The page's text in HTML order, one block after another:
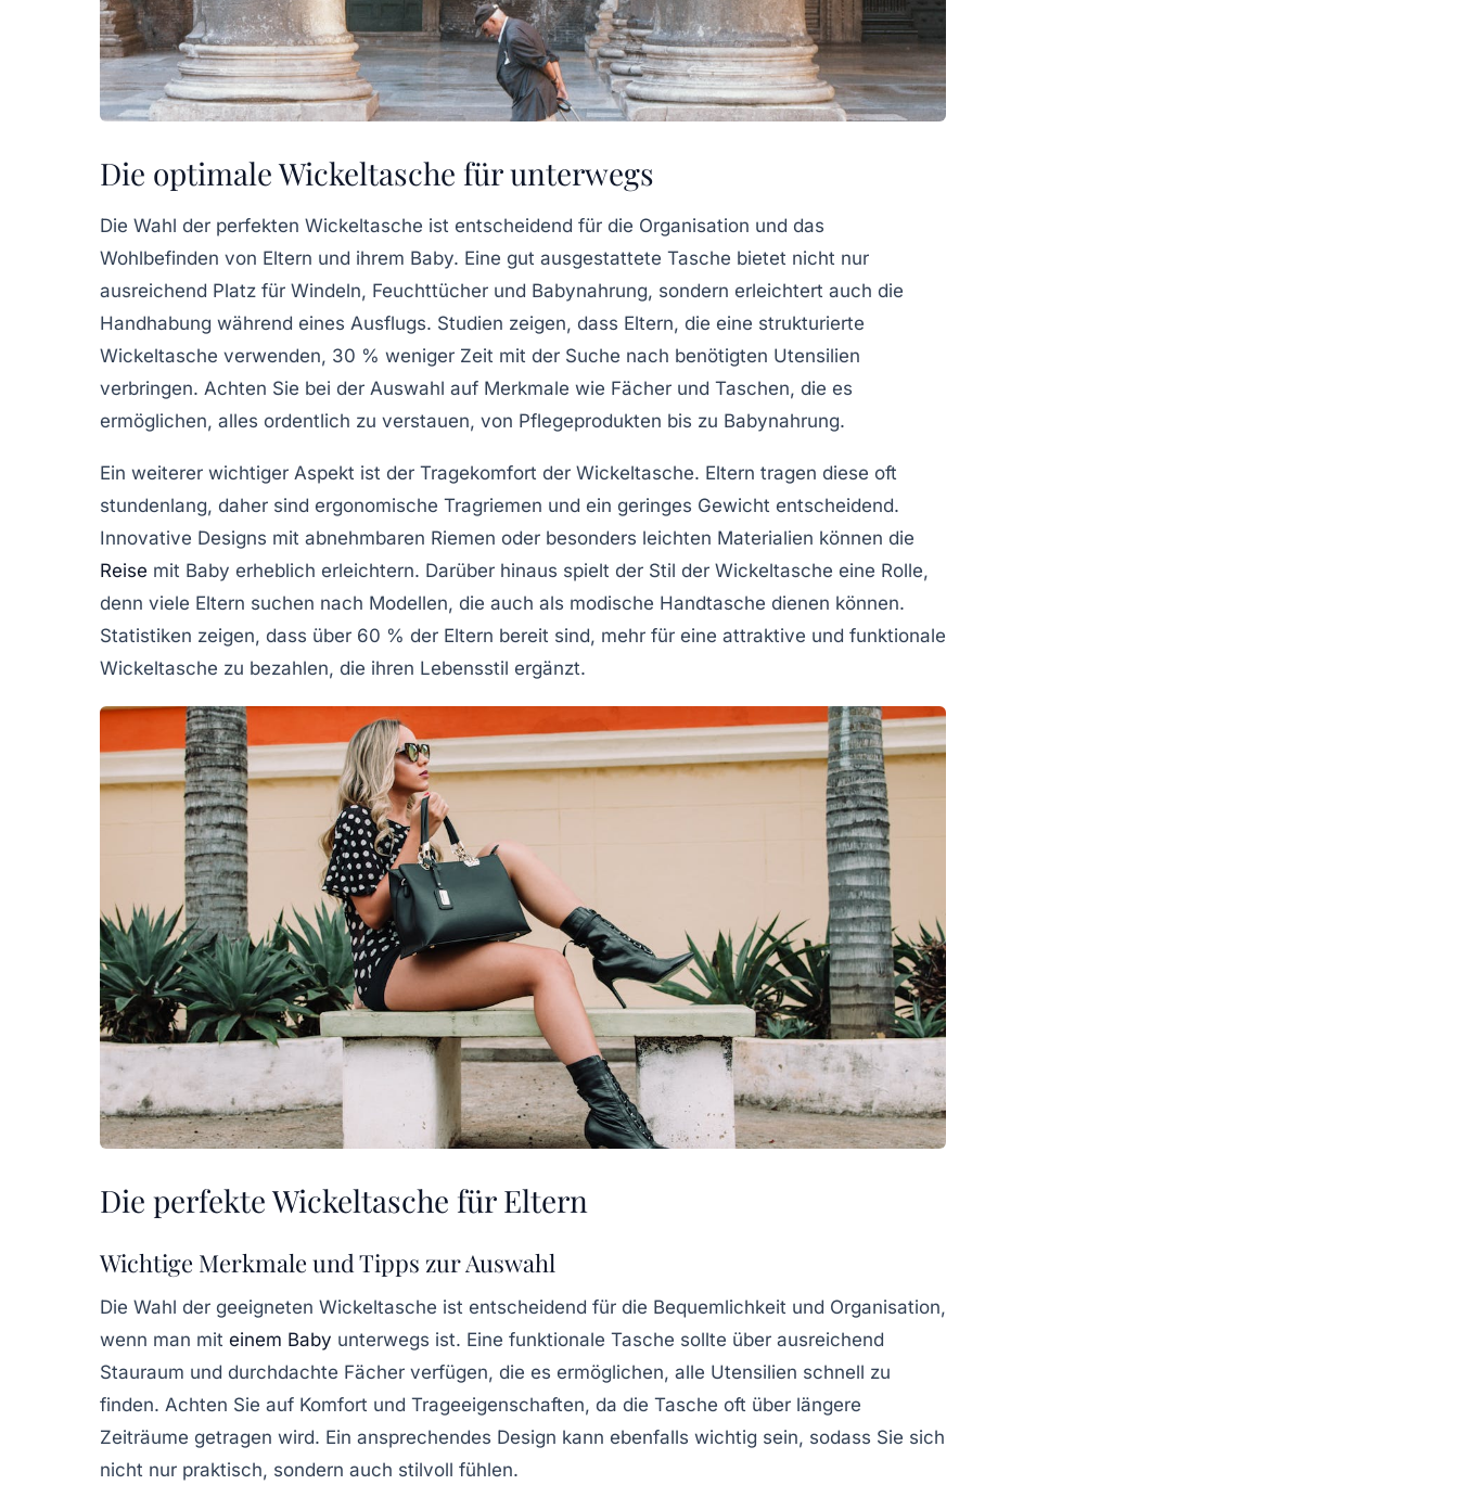
Die optimale Wickeltasche für unterwegs
Die Wahl der perfekten Wickeltasche ist entscheidend für die Organisation und das
Wohlbefinden von Eltern und ihrem Baby. Eine gut ausgestattete Tasche bietet nicht nur
ausreichend Platz für Windeln, Feuchttücher und Babynahrung, sondern erleichtert auch die
Handhabung während eines Ausflugs. Studien zeigen, dass Eltern, die eine strukturierte
Wickeltasche verwenden, 30 % weniger Zeit mit der Suche nach benötigten Utensilien
verbringen. Achten Sie bei der Auswahl auf Merkmale wie Fächer und Taschen, die es
ermöglichen, alles ordentlich zu verstauen, von Pflegeprodukten bis zu Babynahrung.
Ein weiterer wichtiger Aspekt ist der Tragekomfort der Wickeltasche. Eltern tragen diese oft
stundenlang, daher sind ergonomische Tragriemen und ein geringes Gewicht entscheidend.
Innovative Designs mit abnehmbaren Riemen oder besonders leichten Materialien können die
Reise mit Baby erheblich erleichtern. Darüber hinaus spielt der Stil der Wickeltasche eine Rolle,
denn viele Eltern suchen nach Modellen, die auch als modische Handtasche dienen können.
Statistiken zeigen, dass über 60 % der Eltern bereit sind, mehr für eine attraktive und funktionale
Wickeltasche zu bezahlen, die ihren Lebensstil ergänzt.
Die perfekte Wickeltasche für Eltern
Wichtige Merkmale und Tipps zur Auswahl
Die Wahl der geeigneten Wickeltasche ist entscheidend für die Bequemlichkeit und Organisation,
wenn man mit einem Baby unterwegs ist. Eine funktionale Tasche sollte über ausreichend
Stauraum und durchdachte Fächer verfügen, die es ermöglichen, alle Utensilien schnell zu
finden. Achten Sie auf Komfort und Trageeigenschaften, da die Tasche oft über längere
Zeiträume getragen wird. Ein ansprechendes Design kann ebenfalls wichtig sein, sodass Sie sich
nicht nur praktisch, sondern auch stilvoll fühlen.